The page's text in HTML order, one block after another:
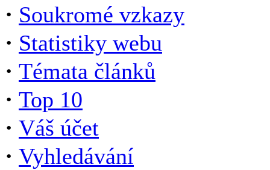
· Soukromé vzkazy
· Statistiky webu
· Témata článků
· Top 10
· Váš účet
· Vyhledávání